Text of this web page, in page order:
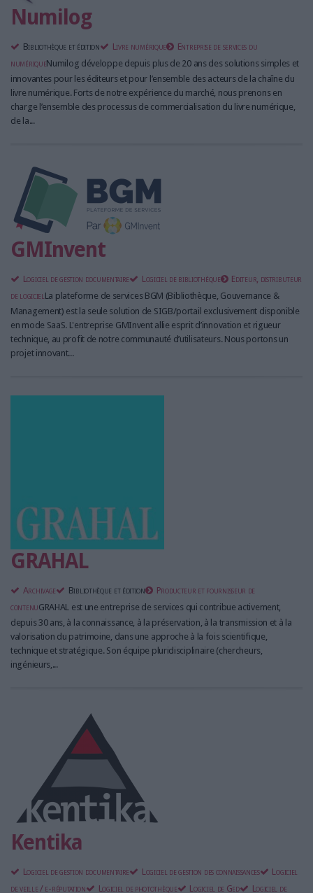
Numilog
Bibliothèque et édition Livre numérique
Entreprise de services du
numériqueNumilog développe depuis plus de 20 ans des solutions simples et
innovantes pour les éditeurs et pour l’ensemble des acteurs de la chaîne du
livre numérique. Forts de notre expérience du marché, nous prenons en
charge l’ensemble des processus de commercialisation du livre numérique,
de la...
GMInvent
Logiciel de gestion documentaire Logiciel de bibliothèque
Editeur, distributeur
de logicielLa plateforme de services BGM (Bibliothèque, Gouvernance &
Management) est la seule solution de SIGB/portail exclusivement disponible
en mode SaaS. L'entreprise GMInvent allie esprit d’innovation et rigueur
technique, au profit de notre communauté d’utilisateurs. Nous portons un
projet innovant...
GRAHAL
Archivage Bibliothèque et édition
Producteur et fournisseur de
contenuGRAHAL est une entreprise de services qui contribue activement,
depuis 30 ans, à la connaissance, à la préservation, à la transmission et à la
valorisation du patrimoine, dans une approche à la fois scientifique,
technique et stratégique. Son équipe pluridisciplinaire (chercheurs,
ingénieurs,...
Kentika
Logiciel de gestion documentaire Logiciel de gestion des connaissances
Logiciel
de veille / e-réputation
Logiciel de photothèque Logiciel de Ged Logiciel de